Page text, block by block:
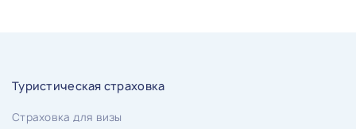
Туристическая страховка
Страховка для визы